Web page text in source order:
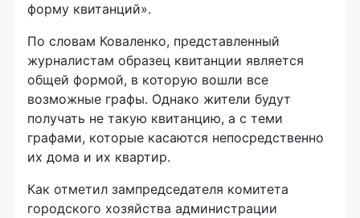
форму квитанций».
По словам Коваленко, представленный
журналистам образец квитанции является
общей формой, в которую вошли все
возможные графы. Однако жители будут
получать не такую квитанцию, а с теми
графами, которые касаются непосредственно
их дома и их квартир.
Как отметил зампредседателя комитета
городского хозяйства администрации